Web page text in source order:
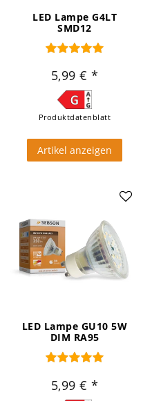
LED Lampe G4LT
SMD12
5,99 €
Produktdatenblatt
Artikel anzeigen
LED Lampe GU10 5W
DIM RA95
5,99 €